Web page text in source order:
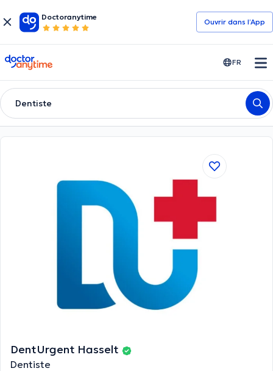
Doctoranytime
Ouvrir dans l’App
doctoranytime FR
Dentiste
DentUrgent Hasselt
Dentiste